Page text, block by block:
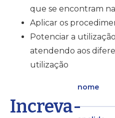
que se encontram
Aplicar os
Potenciar a
atendendo aos
utilização
Increva-
nome